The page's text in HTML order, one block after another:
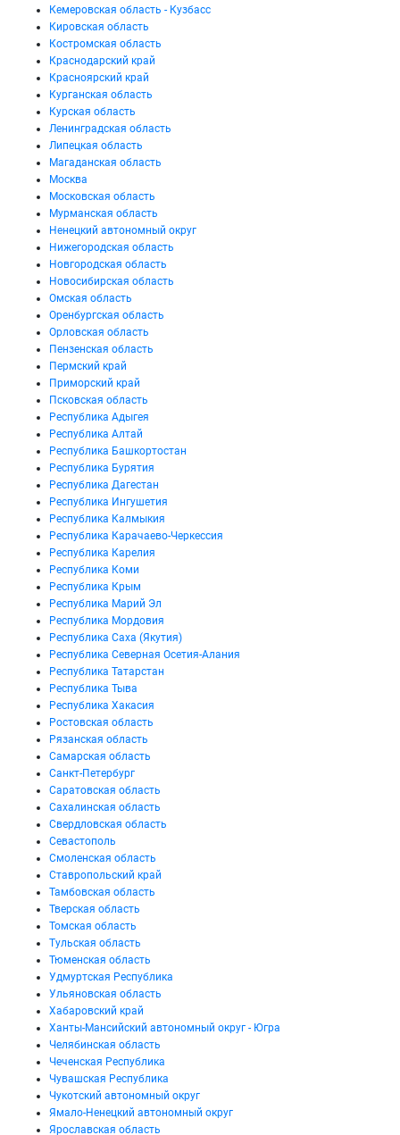
Кемеровская область - Кузбасс
Кировская область
Костромская область
Краснодарский край
Красноярский край
Курганская область
Курская область
Ленинградская область
Липецкая область
Магаданская область
Москва
Московская область
Мурманская область
Ненецкий автономный округ
Нижегородская область
Новгородская область
Новосибирская область
Омская область
Оренбургская область
Орловская область
Пензенская область
Пермский край
Приморский край
Псковская область
Республика Адыгея
Республика Алтай
Республика Башкортостан
Республика Бурятия
Республика Дагестан
Республика Ингушетия
Республика Калмыкия
Республика Карачаево-Черкессия
Республика Карелия
Республика Коми
Республика Крым
Республика Марий Эл
Республика Мордовия
Республика Саха (Якутия)
Республика Северная Осетия-Алания
Республика Татарстан
Республика Тыва
Республика Хакасия
Ростовская область
Рязанская область
Самарская область
Санкт-Петербург
Саратовская область
Сахалинская область
Свердловская область
Севастополь
Смоленская область
Ставропольский край
Тамбовская область
Тверская область
Томская область
Тульская область
Тюменская область
Удмуртская Республика
Ульяновская область
Хабаровский край
Ханты-Мансийский автономный округ - Югра
Челябинская область
Чеченская Республика
Чувашская Республика
Чукотский автономный округ
Ямало-Ненецкий автономный округ
Ярославская область